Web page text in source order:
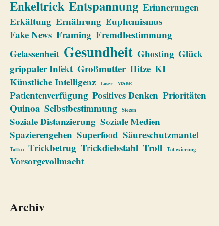
Enkeltrick Entspannung Erinnerungen
Erkältung Ernährung Euphemismus
Fake News Framing Fremdbestimmung
Gelassenheit Gesundheit Ghosting Glück
grippaler Infekt Großmutter Hitze KI
Künstliche Intelligenz Laser MSBR
Patientenverfügung Positives Denken Prioritäten
Quinoa Selbstbestimmung Siezen
Soziale Distanzierung Soziale Medien
Spazierengehen Superfood Säureschutzmantel
Tattoo Trickbetrug Trickdiebstahl Troll Tätowierung
Vorsorgevollmacht
Archiv